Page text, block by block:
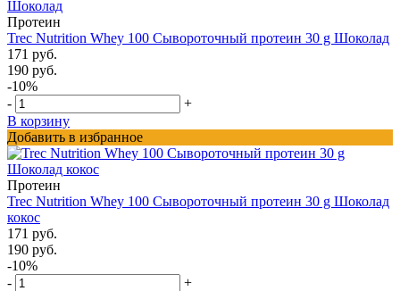
Протеин
Trec Nutrition Whey 100 Сывороточный протеин 30 g Шоколад
171 руб.
190 руб.
-10%
-
+
В корзину
Добавить в избранное
Протеин
Trec Nutrition Whey 100 Сывороточный протеин 30 g Шоколад
кокос
171 руб.
190 руб.
-10%
-
+